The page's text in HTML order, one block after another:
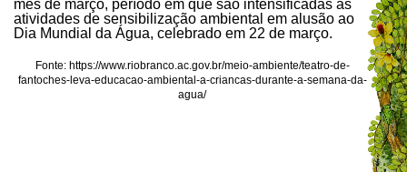
mês de março, período em que são intensificadas as
atividades de sensibilização ambiental em alusão ao
Dia Mundial da Água, celebrado em 22 de março.
Fonte: https://www.riobranco.ac.gov.br/meio-ambiente/teatro-de-
fantoches-leva-educacao-ambiental-a-criancas-durante-a-semana-da-
agua/